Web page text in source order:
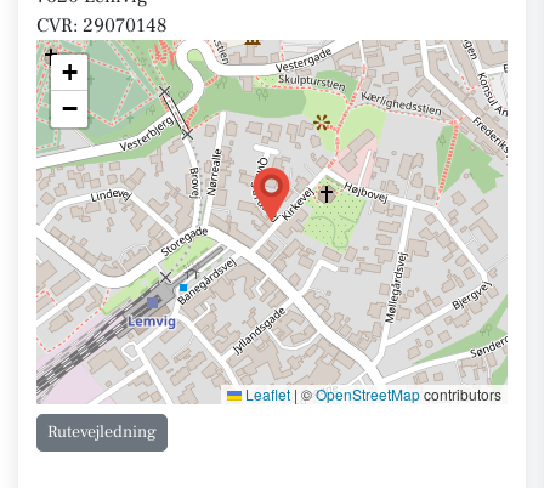
CVR: 29070148
+
−
Leaflet | ©OpenStreetMapcontributors
Rutevejledning